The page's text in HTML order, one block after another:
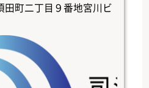
田町二丁目９番地宮川ビ